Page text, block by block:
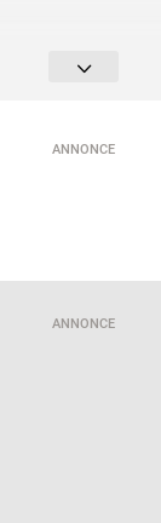
ANNONCE
ANNONCE